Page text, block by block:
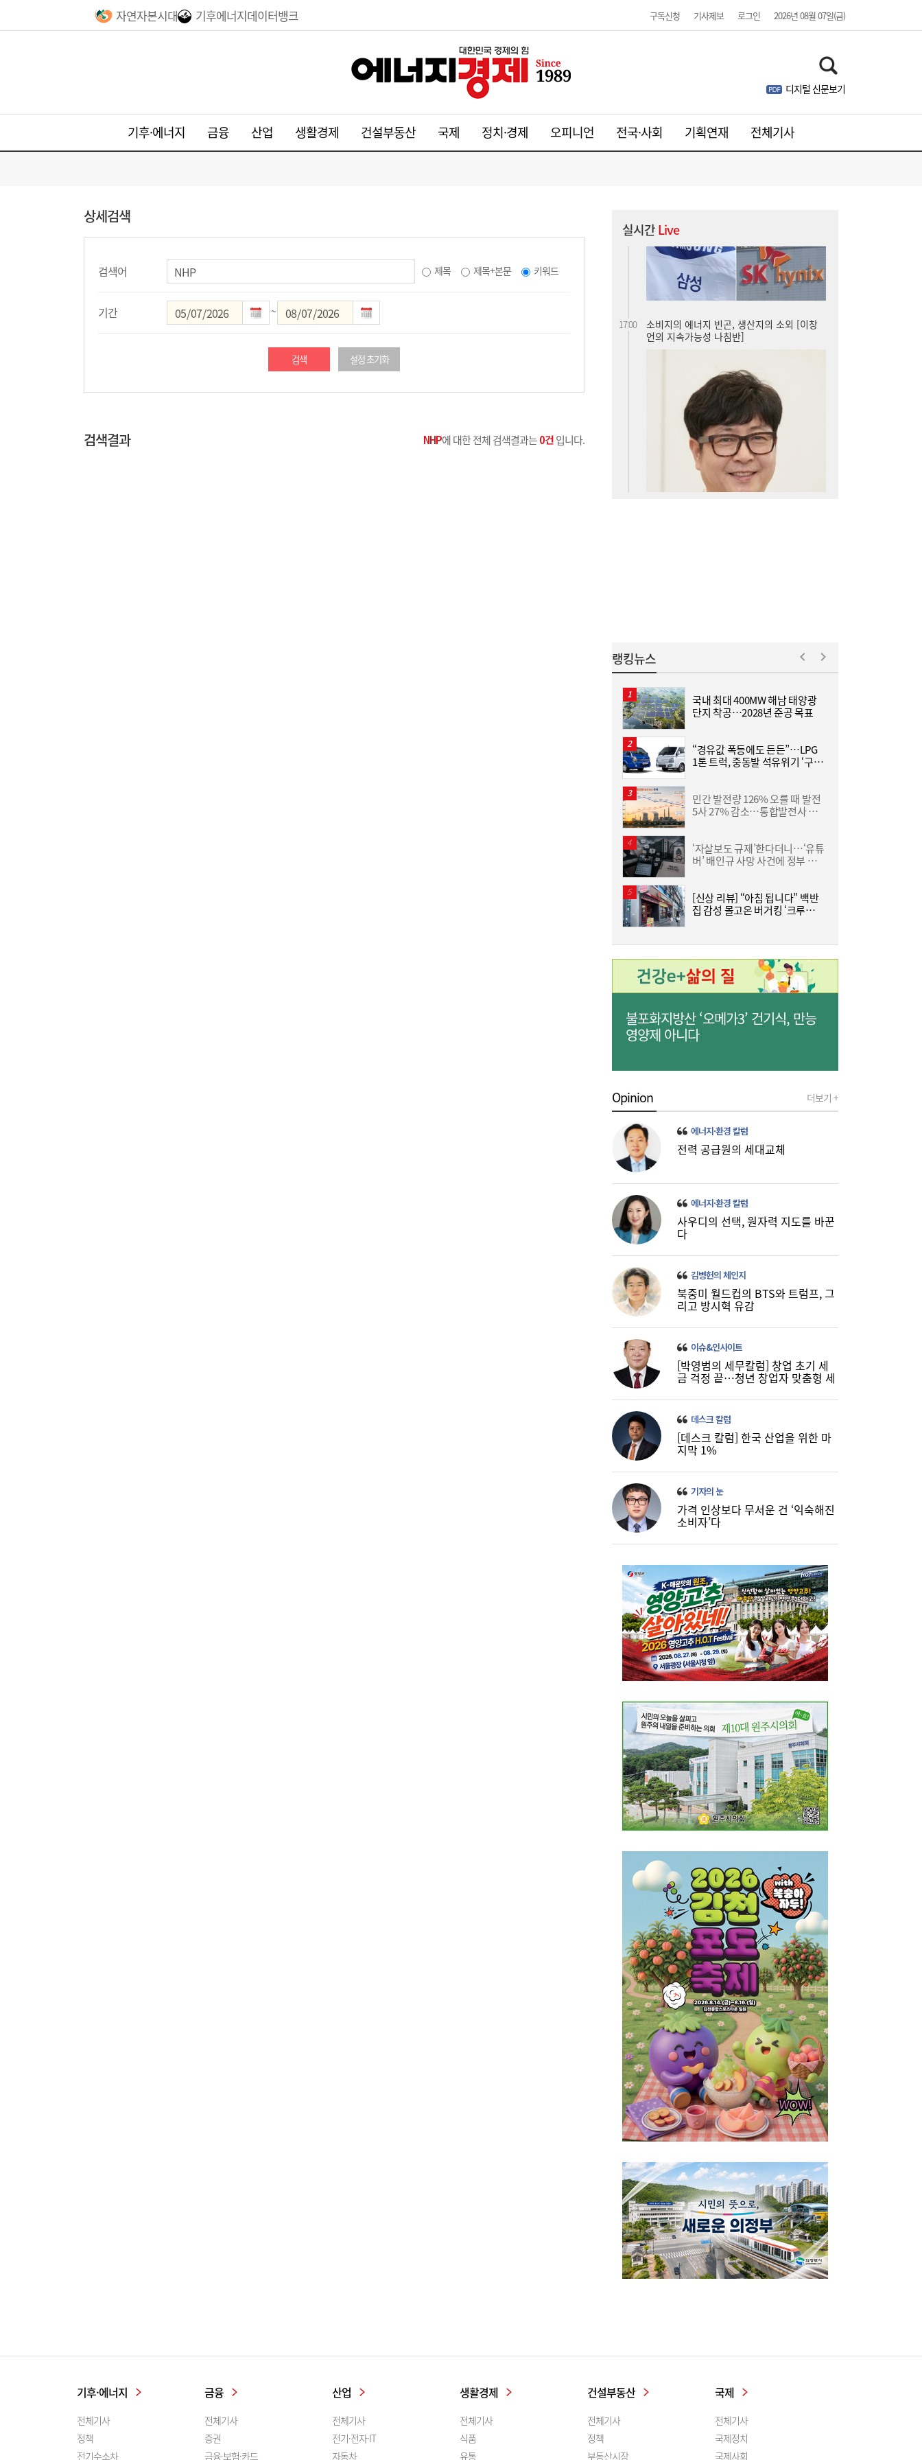
자연자본시대 기후에너지데이터뱅크 구독신청 기사제보 로그인 2026년 08월 07일(금)
디지털 신문보기
기후·에너지 금융 산업 생활경제 건설부동산 국제 정치·경제 오피니언 전국·사회 기획연재 전체기사
상세검색
검색어 제목 제목+본문 키워드
기간 ~
검색 설정 초기화
검색결과 NHP에 대한 전체 검색결과는0건입니다.
실시간Live
스, 하루 새 ‘와르르’
소비지의 에너지 빈곤, 생산지의 소외 [이창
언의 지속가능성 나침반]
16:35
[여전사 풍향계] KB국민카드, ‘유스클럽 체크
카드’ 20만장 돌파外
16:32
[금융권 풍향계] 취약계층 금융 접근성↑...기
업은행, 비대면 햇살론 출시 外
16:26
미·중에 로봇 패권 안 뺏긴다…현대차, “‘글로
벌 로봇 파운드리’ 구축할 것”
16:21
코스피, 반도체 차익실현에 4%대 급락…코
스닥은 800선 지켜내[마감시황]
16:18
LH 사장, 주택공급 속도전 위해 “보상 임시
직, 정규직보다 더 많이 주겠다”
랭킹뉴스
국내 최대 400MW 해남 태양광
단지 착공…2028년 준공 목표
“경유값 폭등에도 든든”…LPG
1톤 트럭, 중동발 석유위기 ‘구원
민간 발전량 126% 오를 때 발전
5사 27% 감소…통합발전사 출
‘자살보도 규제’한다더니…‘유튜
버’ 배인규 사망 사건에 정부 대
[신상 리뷰] “아침 됩니다” 백반
집 감성 몰고온 버거킹 ‘크루아상
불포화지방산 ‘오메가3’ 건기식, 만능
영양제 아니다
Opinion 더보기 +
에너지·환경 칼럼
전력 공급원의 세대교체
에너지·환경 칼럼
사우디의 선택, 원자력 지도를 바꾼
다
김병헌의 체인지
북중미 월드컵의 BTS와 트럼프, 그
리고 방시혁 유감
이슈&인사이트
[박영범의 세무칼럼] 창업 초기 세
금 걱정 끝…청년 창업자 맞춤형 세
데스크 칼럼
[데스크 칼럼] 한국 산업을 위한 마
지막 1%
기자의 눈
가격 인상보다 무서운 건 ‘익숙해진
소비자’다
기후·에너지
전체기사
정책
전기수소차
금융
전체기사
증권
금융·보험·카드
산업
전체기사
전기·전자·IT
자동차
생활경제
전체기사
식품
유통
건설부동산
전체기사
정책
부동산시장
국제
전체기사
국제정치
국제사회